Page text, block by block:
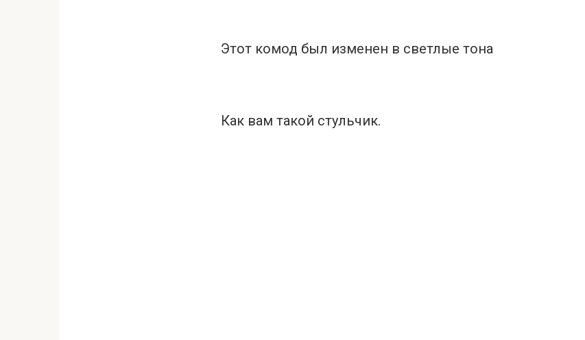
Этот комод был изменен в светлые тона
Как вам такой стульчик.